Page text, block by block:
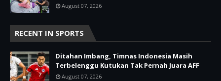
August 07, 2026
RECENT IN SPORTS
Ditahan Imbang, Timnas Indonesia Masih
Terbelenggu Kutukan Tak Pernah Juara AFF
August 07, 2026